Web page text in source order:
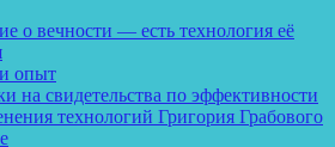
о вечности — есть технология её
опыт
на свидетельства по эффективности
технологий Григория Грабового